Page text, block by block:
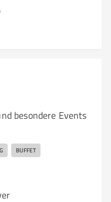
besondere Events
BUFFET